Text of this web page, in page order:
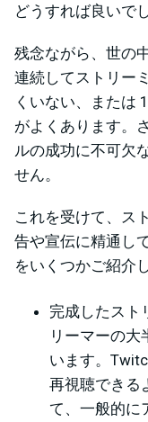
どうすれば良いで
残念ながら、世の
連続してストリー
くいない、または
がよくあります。
ルの成功に不可欠
せん。
これを受けて、ス
告や宣伝に精通し
をいくつかご紹介
完成したスト
リーマーの大
います。
再視聴できる
て、一般的に